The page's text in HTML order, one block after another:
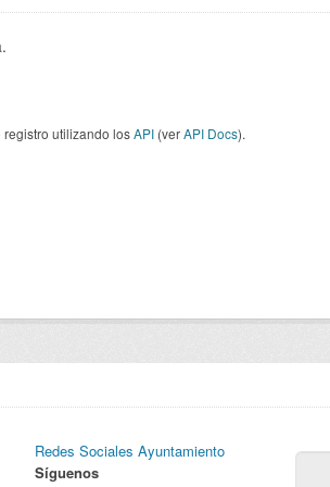
utilizando losAPI (verAPI Docs).
Redes Sociales Ayuntamiento
Síguenos